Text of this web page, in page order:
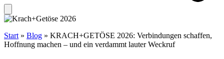
Start » Blog » KRACH+GETÖSE 2026: Verbindungen schaffen,
Hoffnung machen – und ein verdammt lauter Weckruf